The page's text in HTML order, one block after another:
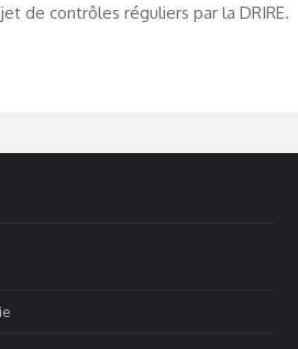
de contrôles réguliers par la DRIRE.